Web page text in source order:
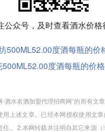
公众号，及时查看酒水价格
500ML52.00度酒每瓶的价
度酒每瓶的价
酒水名酒加盟代理招商网”的所有文
上述文章。已经本网授权使用文
。 2.本网转载并注明自其它来源